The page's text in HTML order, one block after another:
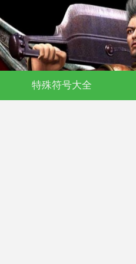
特殊符号大全